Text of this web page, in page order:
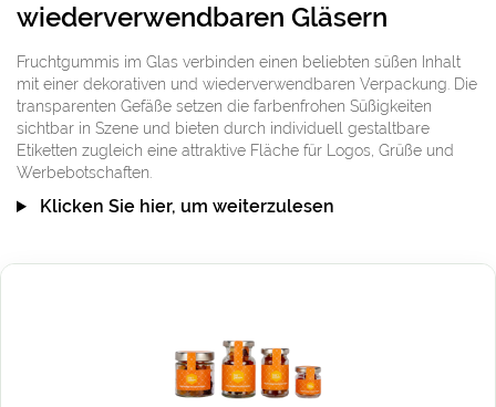
wiederverwendbaren Gläsern
Fruchtgummis im Glas verbinden einen beliebten süßen Inhalt
mit einer dekorativen und wiederverwendbaren Verpackung. Die
transparenten Gefäße setzen die farbenfrohen Süßigkeiten
sichtbar in Szene und bieten durch individuell gestaltbare
Etiketten zugleich eine attraktive Fläche für Logos, Grüße und
Werbebotschaften.
Klicken Sie hier, um weiterzulesen